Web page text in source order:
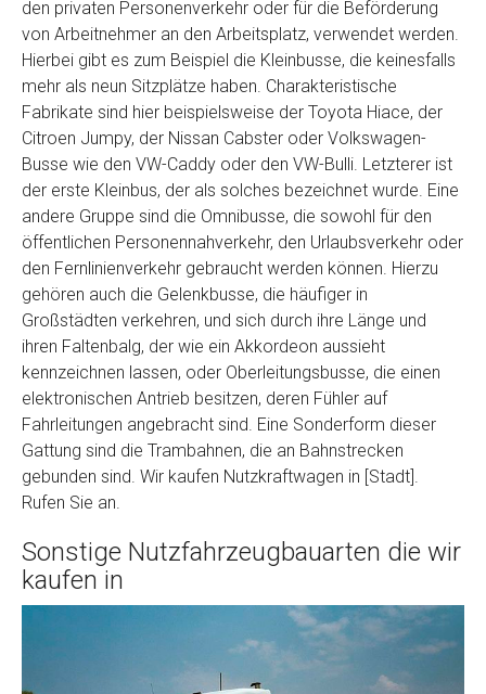
den privaten Personenverkehr oder für die Beförderung
von Arbeitnehmer an den Arbeitsplatz, verwendet werden.
Hierbei gibt es zum Beispiel die Kleinbusse, die keinesfalls
mehr als neun Sitzplätze haben. Charakteristische
Fabrikate sind hier beispielsweise der Toyota Hiace, der
Citroen Jumpy, der Nissan Cabster oder Volkswagen-
Busse wie den VW-Caddy oder den VW-Bulli. Letzterer ist
der erste Kleinbus, der als solches bezeichnet wurde. Eine
andere Gruppe sind die Omnibusse, die sowohl für den
öffentlichen Personennahverkehr, den Urlaubsverkehr oder
den Fernlinienverkehr gebraucht werden können. Hierzu
gehören auch die Gelenkbusse, die häufiger in
Großstädten verkehren, und sich durch ihre Länge und
ihren Faltenbalg, der wie ein Akkordeon aussieht
kennzeichnen lassen, oder Oberleitungsbusse, die einen
elektronischen Antrieb besitzen, deren Fühler auf
Fahrleitungen angebracht sind. Eine Sonderform dieser
Gattung sind die Trambahnen, die an Bahnstrecken
gebunden sind. Wir kaufen Nutzkraftwagen in [Stadt].
Rufen Sie an.
Sonstige Nutzfahrzeugbauarten die wir
kaufen in